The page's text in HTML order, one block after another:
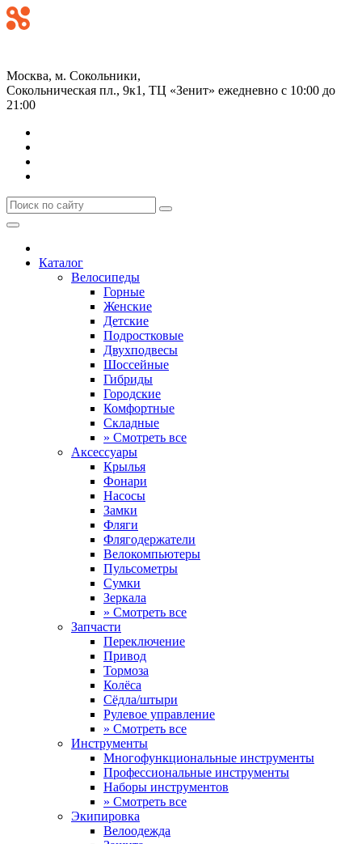
Москва, м. Сокольники,
Сокольническая пл., 9к1, ТЦ «Зенит» ежедневно с 10:00 до
21:00
Каталог
Велосипеды
Горные
Женские
Детские
Подростковые
Двухподвесы
Шоссейные
Гибриды
Городские
Комфортные
Складные
» Смотреть все
Аксессуары
Крылья
Фонари
Насосы
Замки
Фляги
Флягодержатели
Велокомпьютеры
Пульсометры
Сумки
Зеркала
» Смотреть все
Запчасти
Переключение
Привод
Тормоза
Колёса
Сёдла/штыри
Рулевое управление
» Смотреть все
Инструменты
Многофункциональные инструменты
Профессиональные инструменты
Наборы инструментов
» Смотреть все
Экипировка
Велоодежда